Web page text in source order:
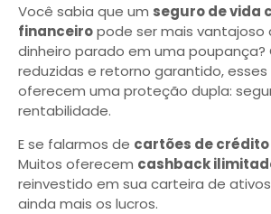
Você sabia que um seguro de vida
financeiropode ser mais vantajoso
dinheiro parado em uma poupança?
reduzidas e retorno garantido,
oferecem uma proteção dupla:
rentabilidade.
E se falarmos de cartões de
Muitos oferecem cashback
reinvestido em sua carteira de
ainda mais os lucros.